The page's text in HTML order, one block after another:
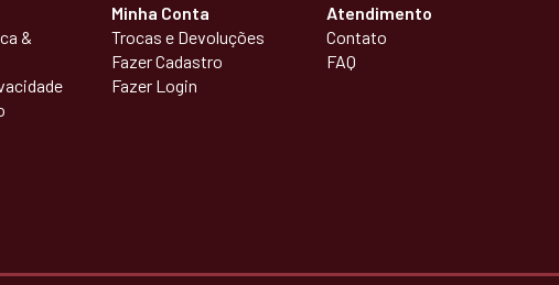
&
Minha Conta
Trocas e Devoluções
Fazer Cadastro
Fazer Login
Atendimento
Contato
FAQ